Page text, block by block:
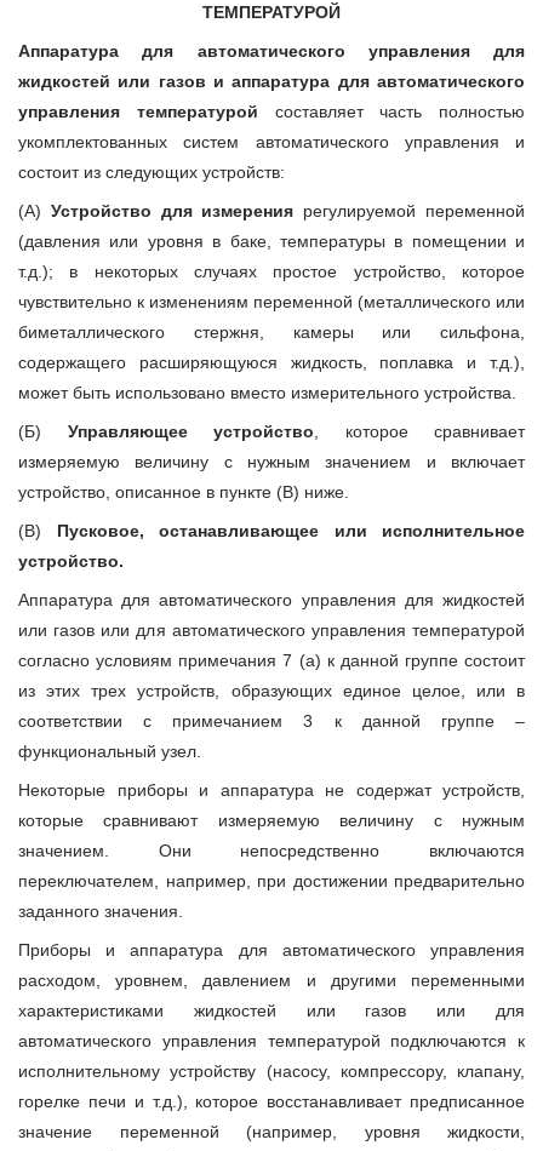
ТЕМПЕРАТУРОЙ
Аппаратура для автоматического управления для
жидкостей или газов и аппаратура для автоматического
управления температурой составляет часть полностью
укомплектованных систем автоматического управления и
состоит из следующих устройств:
(А) Устройство для измерения регулируемой переменной
(давления или уровня в баке, температуры в помещении и
т.д.); в некоторых случаях простое устройство, которое
чувствительно к изменениям переменной (металлического или
биметаллического стержня, камеры или сильфона,
содержащего расширяющуюся жидкость, поплавка и т.д.),
может быть использовано вместо измерительного устройства.
(Б) Управляющее устройство , которое сравнивает
измеряемую величину с нужным значением и включает
устройство, описанное в пункте (В) ниже.
(В) Пусковое, останавливающее или исполнительное
устройство.
Аппаратура для автоматического управления для жидкостей
или газов или для автоматического управления температурой
согласно условиям примечания 7 (а) к данной группе состоит
из этих трех устройств, образующих единое целое, или в
соответствии с примечанием 3 к данной группе –
функциональный узел.
Некоторые приборы и аппаратура не содержат устройств,
которые сравнивают измеряемую величину с нужным
значением. Они непосредственно включаются
переключателем, например, при достижении предварительно
заданного значения.
Приборы и аппаратура для автоматического управления
расходом, уровнем, давлением и другими переменными
характеристиками жидкостей или газов или для
автоматического управления температурой подключаются к
исполнительному устройству (насосу, компрессору, клапану,
горелке печи и т.д.), которое восстанавливает предписанное
значение переменной (например, уровня жидкости,